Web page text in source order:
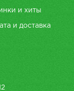
и хиты
и доставка